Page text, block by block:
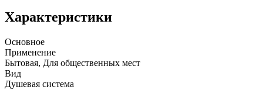
Характеристики
Основное
Применение
Бытовая, Для общественных мест
Вид
Душевая система